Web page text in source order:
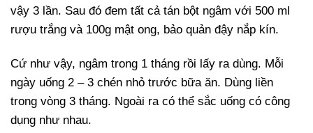
vậy 3 lần. Sau đó đem tất cả tán bột ngâm với 500 ml
rượu trắng và 100g mật ong, bảo quản đậy nắp kín.
Cứ như vậy, ngâm trong 1 tháng rồi lấy ra dùng. Mỗi
ngày uống 2 – 3 chén nhỏ trước bữa ăn. Dùng liền
trong vòng 3 tháng. Ngoài ra có thể sắc uống có công
dụng như nhau.